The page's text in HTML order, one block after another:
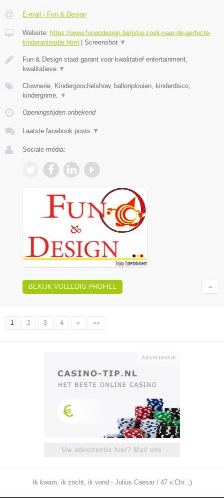
E-mail › Fun & Design
Website: https://www.funendesign.be/p/op-zoek-naar-de-perfecte-
kinderanimatie.html | Screenshot ▼
Fun & Design staat garant voor kwalitatief entertainment,
kwalitatieve ▼
Clownerie, Kindergoochelshow, ballonplooien, kinderdisco,
kindergrime,
▼
Openingstijden onbekend
Laatste facebook posts ▼
Sociale media:
BEKIJK VOLLEDIG PROFIEL
1 2 3 4 » »»
Uw advertentie hier? Mail ons
Ik kwam, ik zocht, ik vond - Julius Caesar / 47 v.Chr. ;)